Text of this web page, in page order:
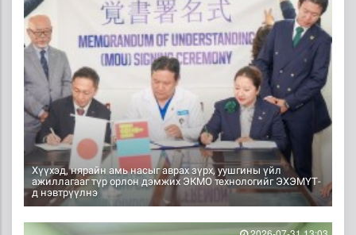
Хүүхэд, нярайн амь насыг аврах зүрх, уушгины үйл
ажиллагааг түр орлон дэмжих ЭКМО технологийг ЭХЭМҮТ-
д нэвтрүүлнэ